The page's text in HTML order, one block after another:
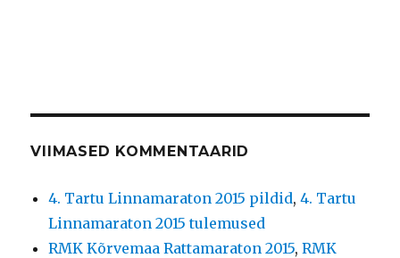
VIIMASED KOMMENTAARID
4. Tartu Linnamaraton 2015 pildid,4. Tartu
Linnamaraton 2015 tulemused
RMK Kõrvemaa Rattamaraton 2015,RMK